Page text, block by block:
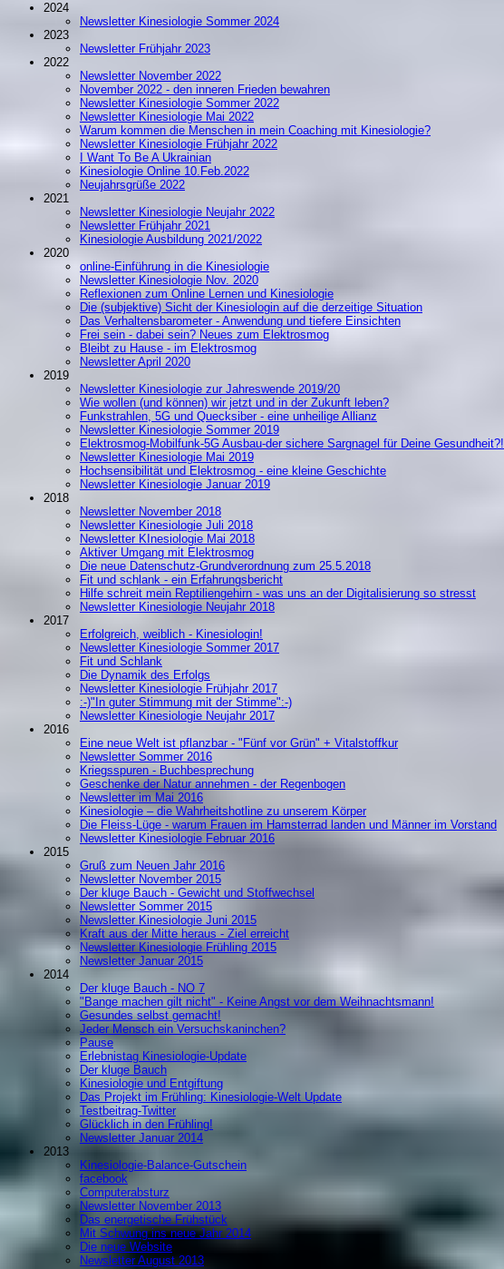
2024
Newsletter Kinesiologie Sommer 2024
2023
Newsletter Frühjahr 2023
2022
Newsletter November 2022
November 2022 - den inneren Frieden bewahren
Newsletter Kinesiologie Sommer 2022
Newsletter Kinesiologie Mai 2022
Warum kommen die Menschen in mein Coaching mit Kinesiologie?
Newsletter Kinesiologie Frühjahr 2022
I Want To Be A Ukrainian
Kinesiologie Online 10.Feb.2022
Neujahrsgrüße 2022
2021
Newsletter Kinesiologie Neujahr 2022
Newsletter Frühjahr 2021
Kinesiologie Ausbildung 2021/2022
2020
online-Einführung in die Kinesiologie
Newsletter Kinesiologie Nov. 2020
Reflexionen zum Online Lernen und Kinesiologie
Die (subjektive) Sicht der Kinesiologin auf die derzeitige Situation
Das Verhaltensbarometer - Anwendung und tiefere Einsichten
Frei sein - dabei sein? Neues zum Elektrosmog
Bleibt zu Hause - im Elektrosmog
Newsletter April 2020
2019
Newsletter Kinesiologie zur Jahreswende 2019/20
Wie wollen (und können) wir jetzt und in der Zukunft leben?
Funkstrahlen, 5G und Quecksiber - eine unheilige Allianz
Newsletter Kinesiologie Sommer 2019
Elektrosmog-Mobilfunk-5G Ausbau-der sichere Sargnagel für Deine Gesundheit?!
Newsletter Kinesiologie Mai 2019
Hochsensibilität und Elektrosmog - eine kleine Geschichte
Newsletter Kinesiologie Januar 2019
2018
Newsletter November 2018
Newsletter Kinesiologie Juli 2018
Newsletter KInesiologie Mai 2018
Aktiver Umgang mit Elektrosmog
Die neue Datenschutz-Grundverordnung zum 25.5.2018
Fit und schlank - ein Erfahrungsbericht
Hilfe schreit mein Reptiliengehirn - was uns an der Digitalisierung so stresst
Newsletter Kinesiologie Neujahr 2018
2017
Erfolgreich, weiblich - Kinesiologin!
Newsletter Kinesiologie Sommer 2017
Fit und Schlank
Die Dynamik des Erfolgs
Newsletter Kinesiologie Frühjahr 2017
:-)"In guter Stimmung mit der Stimme":-)
Newsletter Kinesiologie Neujahr 2017
2016
Eine neue Welt ist pflanzbar - "Fünf vor Grün" + Vitalstoffkur
Newsletter Sommer 2016
Kriegsspuren - Buchbesprechung
Geschenke der Natur annehmen - der Regenbogen
Newsletter im Mai 2016
Kinesiologie – die Wahrheitshotline zu unserem Körper
Die Fleiss-Lüge - warum Frauen im Hamsterrad landen und Männer im Vorstand
Newsletter Kinesiologie Februar 2016
2015
Gruß zum Neuen Jahr 2016
Newsletter November 2015
Der kluge Bauch - Gewicht und Stoffwechsel
Newsletter Sommer 2015
Newsletter Kinesiologie Juni 2015
Kraft aus der Mitte heraus - Ziel erreicht
Newsletter Kinesiologie Frühling 2015
Newsletter Januar 2015
2014
Der kluge Bauch - NO 7
"Bange machen gilt nicht" - Keine Angst vor dem Weihnachtsmann!
Gesundes selbst gemacht!
Jeder Mensch ein Versuchskaninchen?
Pause
Erlebnistag Kinesiologie-Update
Der kluge Bauch
Kinesiologie und Entgiftung
Das Projekt im Frühling: Kinesiologie-Welt Update
Testbeitrag-Twitter
Glücklich in den Frühling!
Newsletter Januar 2014
2013
Kinesiologie-Balance-Gutschein
facebook
Computerabsturz
Newsletter November 2013
Das energetische Frühstück
Mit Schwung ins neue Jahr 2014
Die neue Website
Newsletter August 2013